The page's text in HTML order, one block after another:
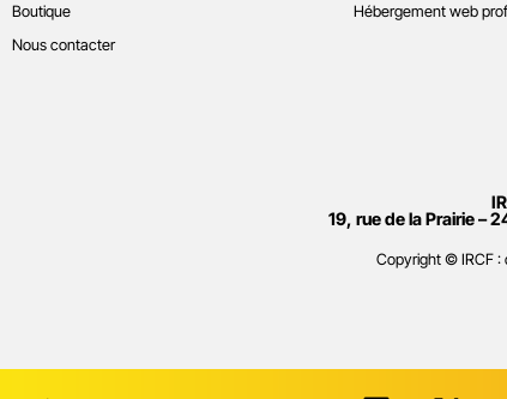
Boutique
Nous contacter
Hébergement web
19, rue de la Prairie –
Copyright © IRCF